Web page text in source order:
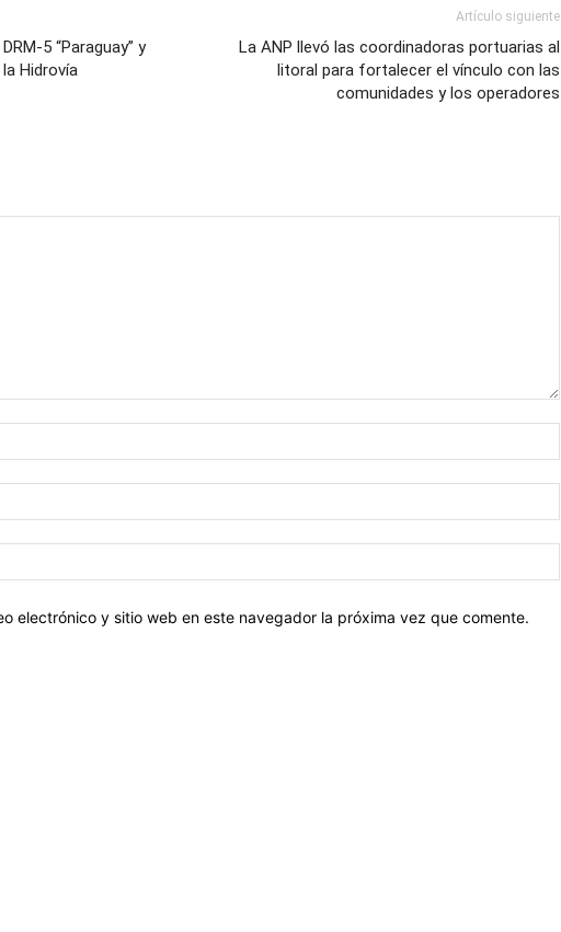
5 “Paraguay” y
Hidrovía
Artículo siguiente
La ANP llevó las coordinadoras portuarias al
litoral para fortalecer el vínculo con las
comunidades y los operadores
electrónico y sitio web en este navegador la próxima vez que comente.